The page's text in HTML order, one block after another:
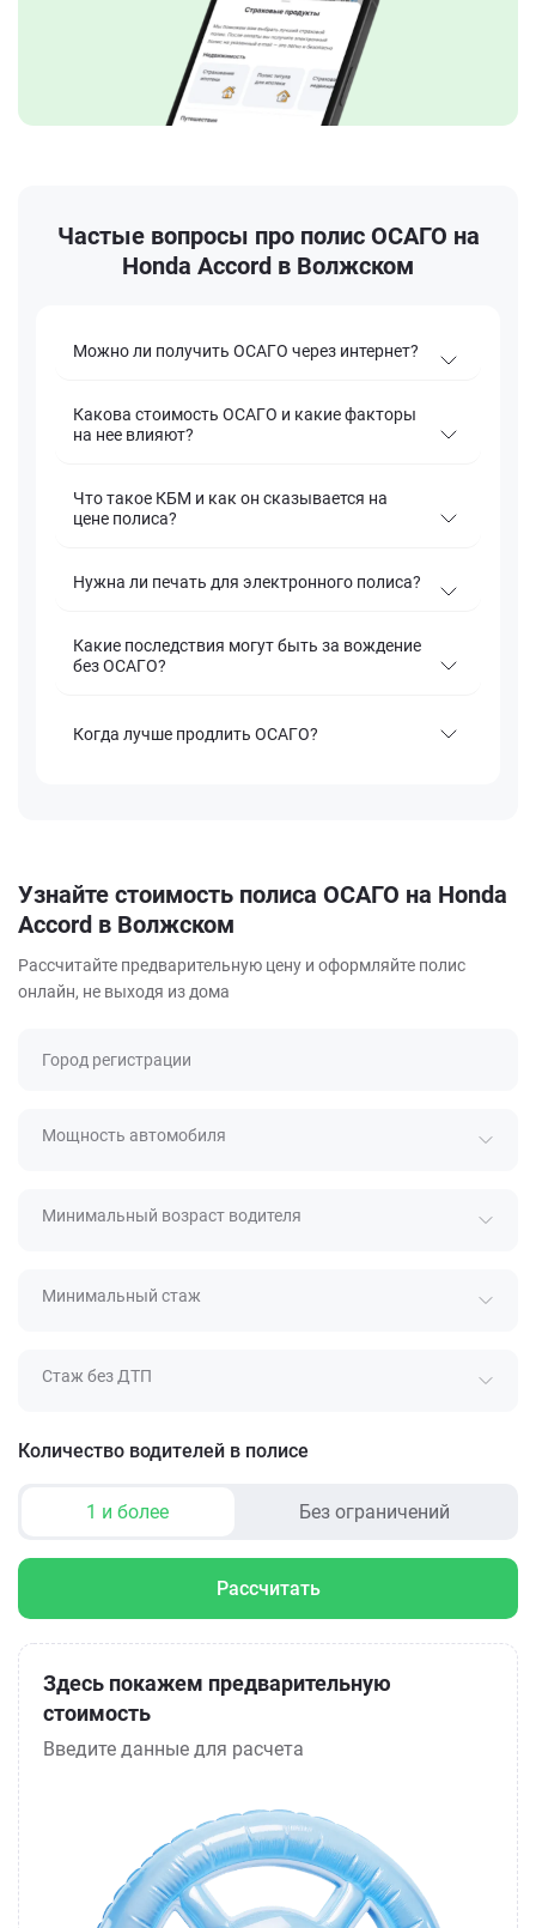
Частые вопросы про полис ОСАГО на
Honda Accord в Волжском
Можно ли получить ОСАГО через интернет?
Какова стоимость ОСАГО и какие факторы
на нее влияют?
Что такое КБМ и как он сказывается на
цене полиса?
Нужна ли печать для электронного полиса?
Какие последствия могут быть за вождение
без ОСАГО?
Когда лучше продлить ОСАГО?
Узнайте стоимость полиса ОСАГО на Honda
Accord в Волжском
Рассчитайте предварительную цену и оформляйте полис
онлайн, не выходя из дома
Город регистрации
Мощность автомобиля
Минимальный возраст водителя
Минимальный стаж
Стаж без ДТП
Количество водителей в полисе
1 и более Без ограничений
Рассчитать
Здесь покажем предварительную
стоимость
Введите данные для расчета